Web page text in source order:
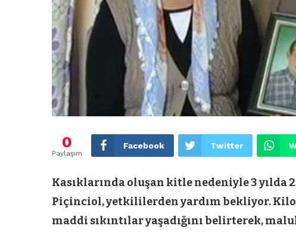
0
Paylaşım
Facebook Twitter
Kasıklarında oluşan kitle nedeniyle 3 yılda
Piçinciol, yetkililerden yardım bekliyor.
maddi sıkıntılar yaşadığını belirterek,